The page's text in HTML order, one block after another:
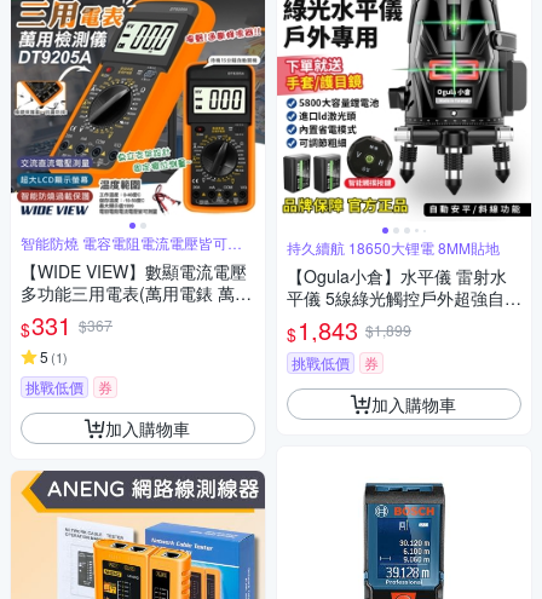
智能防燒 電容電阻電流電壓皆可測
量
【WIDE VIEW】數顯電流電壓
多功能三用電表(萬用電錶 萬能
電表 電壓表 電壓測量 電容表/D
T9205A)
$331 $367
5 (1)
挑戰低價 券
加入購物車
持久續航 18650大锂電 8MM貼地
【Ogula小倉】水平儀 雷射水
平儀 5線綠光觸控戶外超強自動
調平 藍光雷射水平儀打斜線
（保固兩年 售後無憂）
$1,843 $1,899
挑戰低價
券
加入購物車